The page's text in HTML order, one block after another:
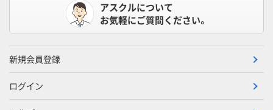
アスクルについて
お気軽にご質問ください。
新規会員登録
ログイン